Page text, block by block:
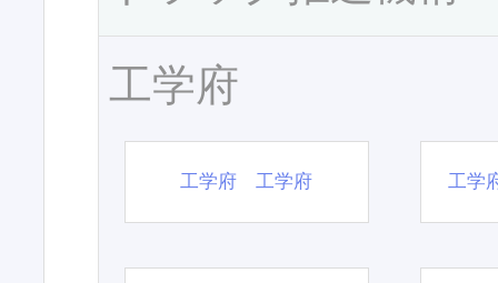
工学府
工学府 工学府 工学